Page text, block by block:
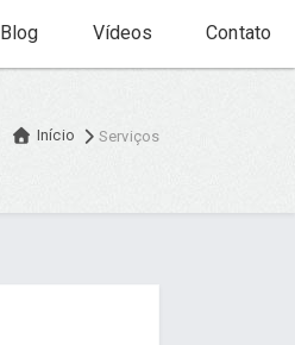
Blog Vídeos Contato
Início Serviços